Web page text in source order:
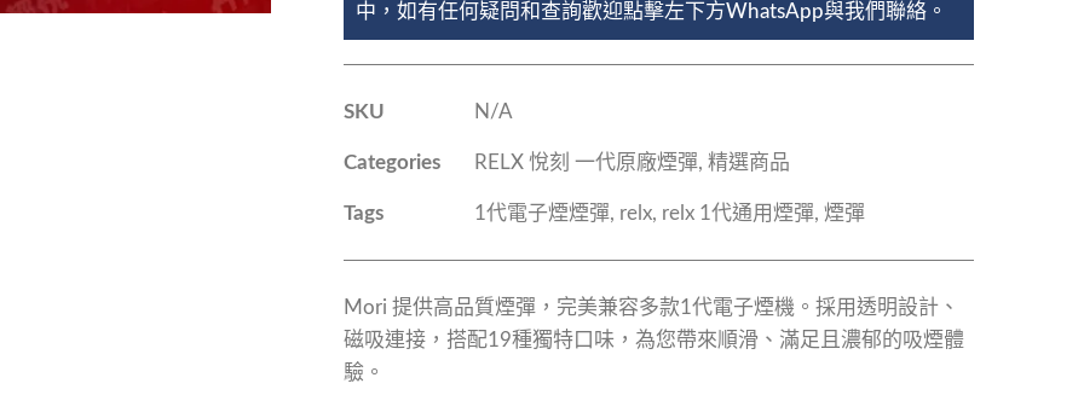
中，如有任何疑問和查詢歡迎點擊左下方WhatsApp與我們聯絡。
SKU N/A
Categories RELX 悅刻 一代原廠煙彈, 精選商品
Tags 1代電子煙煙彈, relx, relx 1代通用煙彈, 煙彈
Mori 提供高品質煙彈，完美兼容多款1代電子煙機。採用透明設計、
磁吸連接，搭配19種獨特口味，為您帶來順滑、滿足且濃郁的吸煙體
驗。